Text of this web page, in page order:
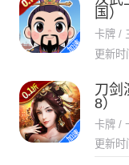
国）
卡牌 /
更新时
刀剑
8）
卡牌 /
更新时